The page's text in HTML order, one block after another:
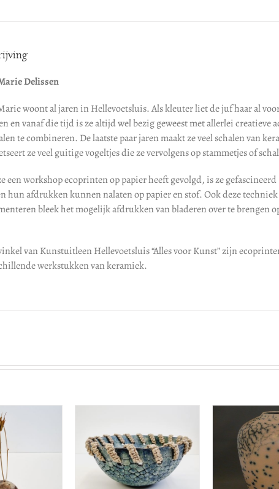
Delissen
woont al jaren in Hellevoetsluis. Als kleuter liet de juf haar al
en vanaf die tijd is ze altijd wel bezig geweest met allerlei
te combineren. De laatste paar jaren maakt ze veel schalen van
ze veel guitige vogeltjes die ze vervolgens op stammetjes of
een workshop ecoprinten op papier heeft gevolgd, is ze
hun afdrukken kunnen nalaten op papier en stof. Ook deze
bleek het mogelijk afdrukken van bladeren over te brengen
van Kunstuitleen Hellevoetsluis “Alles voor Kunst” zijn
werkstukken van keramiek.
AAN
TOEVOEGEN AAN
WINKELWAGEN
DETAILS
OPTIES